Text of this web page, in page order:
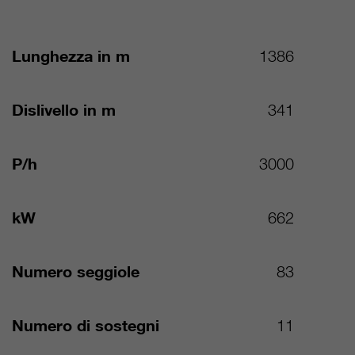
Lunghezza in m 1386
Dislivello in m 341
P/h 3000
kW 662
Numero seggiole 83
Numero di sostegni 11